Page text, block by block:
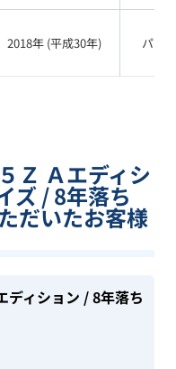
2018年 (平成30年) パール
Ｚ Ａエディシ
ズ / 8年落ち
だいたお客様
ディション / 8年落ち